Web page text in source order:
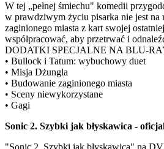
W tej „pełnej śmiechu" komedii
w prawdziwym życiu pisarka nie jest na
zaginionego miasta z kart swojej
współpracować, aby przetrwać i
DODATKI SPECJALNE NA BLU-
• Bullock i Tatum: wybuchowy duet
• Misja Dżungla
• Budowanie zaginionego miasta
• Sceny niewykorzystane
• Gagi
Sonic 2. Szybki jak błyskawica -
"Sonic 2. Szybki jak błyskawica" na